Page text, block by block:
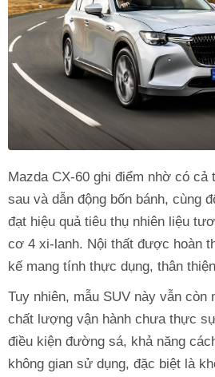
Mazda CX-60 ghi điểm nhờ có cả
sau và dẫn động bốn bánh, cùng
đạt hiệu quả tiêu thụ nhiên liệu
cơ 4 xi-lanh. Nội thất được hoàn
kế mang tính thực dụng, thân
Tuy nhiên, mẫu SUV này vẫn còn
chất lượng vận hành chưa thực
điều kiện đường sá, khả năng
không gian sử dụng, đặc biệt là